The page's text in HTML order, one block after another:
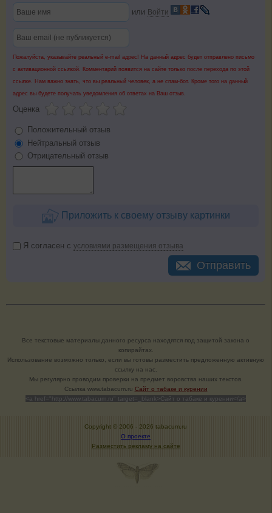
или Войти
Пожалуйста, указывайте реальный e-mail адрес! На данный адрес будет отправлено письмо
с активационной ссылкой. Комментарий появится на сайте только после перехода по этой
ссылке. Нам важно знать, что вы реальный человек, а не спам-бот. Кроме того на данный
адрес вы будете получать уведомления об ответах на Ваш отзыв.
Оценка
Положительный отзыв
Нейтральный отзыв
Отрицательный отзыв
Приложить к своему отзыву картинки
Я согласен с условиями размещения отзыва
Отправить
Все текстовые материалы данного ресурса находятся под защитой закона о
копирайтах.
Использование возможно только, если вы готовы разместить предложенную активную
ссылку на нас.
Мы регулярно проводим проверки на предмет воровства наших текстов.
Cсылка www.tabacum.ru Сайт о табаке и курении
<a href="http://www.tabacum.ru" target=_blank>Сайт о табаке и курении</a>
Copyright © 2006 - 2026 tabacum.ru
О проекте
Разместить рекламу на сайте